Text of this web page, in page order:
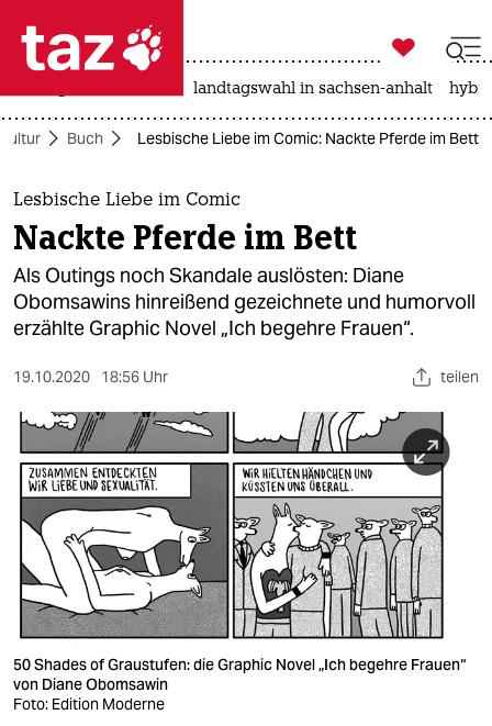
 taz zahl ich
taz zahl ich
themen
politik
öko
gesellschaft
sport
berlin
nord
wahrheit
verlag
verlag

taz zahl ich
landtagswahl in sachsen-anhalt
Kultur Buch Lesbische Liebe im Comic: Nackte Pferde im Bett
Lesbische Liebe im Comic
Nackte Pferde im Bett
Als Outings noch Skandale auslösten: Diane
Obomsawins hinreißend gezeichnete und humorvoll
erzählte Graphic Novel „Ich begehre Frauen“.
19.10.2020 18:56 Uhr teilen
50 Shades of Graustufen: die Graphic Novel „Ich begehre Frauen“
von Diane Obomsawin
Foto: Edition Moderne